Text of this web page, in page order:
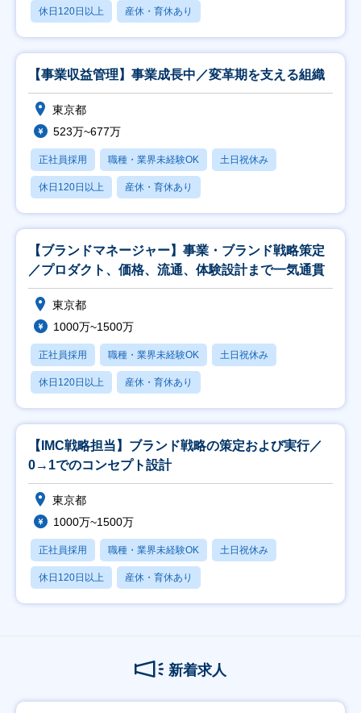
休日120日以上 産休・育休あり
【事業収益管理】事業成長中／変革期を支える組織
東京都
523万~677万
正社員採用 職種・業界未経験OK 土日祝休み
休日120日以上 産休・育休あり
【ブランドマネージャー】事業・ブランド戦略策定
／プロダクト、価格、流通、体験設計まで一気通貫
東京都
1000万~1500万
正社員採用 職種・業界未経験OK 土日祝休み
休日120日以上 産休・育休あり
【IMC戦略担当】ブランド戦略の策定および実行／
0→1でのコンセプト設計
東京都
1000万~1500万
正社員採用 職種・業界未経験OK 土日祝休み
休日120日以上 産休・育休あり
新着求人